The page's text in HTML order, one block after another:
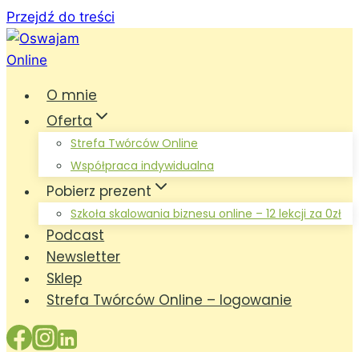
Przejdź do treści
O mnie
Oferta
Strefa Twórców Online
Współpraca indywidualna
Pobierz prezent
Szkoła skalowania biznesu online – 12 lekcji za 0zł
Podcast
Newsletter
Sklep
Strefa Twórców Online – logowanie